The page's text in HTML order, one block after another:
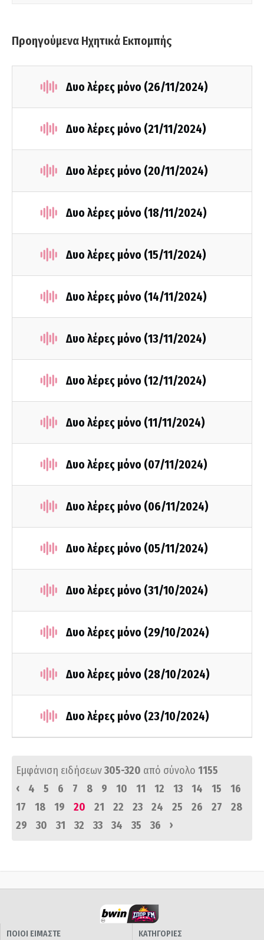
Προηγούμενα Ηχητικά Εκπομπής
Δυο λέρες μόνο (26/11/2024)
Δυο λέρες μόνο (21/11/2024)
Δυο λέρες μόνο (20/11/2024)
Δυο λέρες μόνο (18/11/2024)
Δυο λέρες μόνο (15/11/2024)
Δυο λέρες μόνο (14/11/2024)
Δυο λέρες μόνο (13/11/2024)
Δυο λέρες μόνο (12/11/2024)
Δυο λέρες μόνο (11/11/2024)
Δυο λέρες μόνο (07/11/2024)
Δυο λέρες μόνο (06/11/2024)
Δυο λέρες μόνο (05/11/2024)
Δυο λέρες μόνο (31/10/2024)
Δυο λέρες μόνο (29/10/2024)
Δυο λέρες μόνο (28/10/2024)
Δυο λέρες μόνο (23/10/2024)
Εμφάνιση ειδήσεων305-320 από σύνολο 1155
‹
4 5 6 7 8 9 10 11 12 13 14 15
16
17
18 19 20 21 22 23 24 25 26 27
28
29
30 31 32 33 34 35 36 ›
ΠΟΙΟΙ ΕΙΜΑΣΤΕ
ΚΑΤΗΓΟΡΙΕΣ